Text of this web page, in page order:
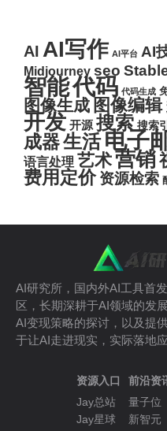
AI AI写作 AI平台 AI
Midjourney seo
智能代码 代码生成
图像生成 图像编辑
开发 开源 搜索 搜索
成器生活电子
语言处理 艺术营销
费用定价 资源检索
AI研究所，国内外AI工具首
区，长期深耕于AI领域的发
AI变现策略的探讨，以及提
于让AI走进现实，实际落地
资源入口
Jay总站
Jay星球
前沿资
量子位
新智元